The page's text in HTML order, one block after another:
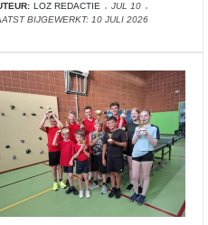
LOZ REDACTIE
JUL 10
BIJGEWERKT: 10 JULI 2026